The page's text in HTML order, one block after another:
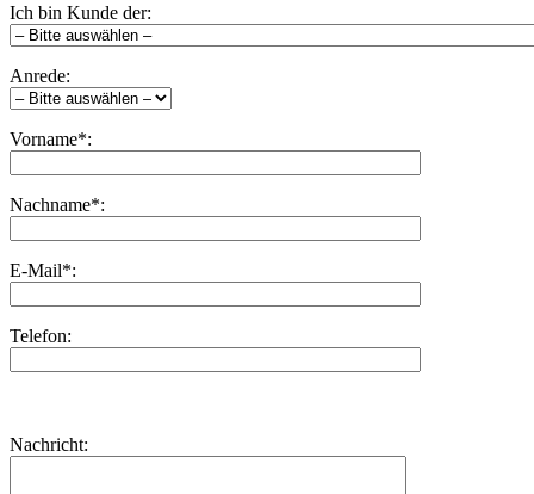
Ich bin Kunde der:
Anrede:
Vorname*:
Nachname*:
E-Mail*:
Telefon:
dieses
lasse
Nachricht: